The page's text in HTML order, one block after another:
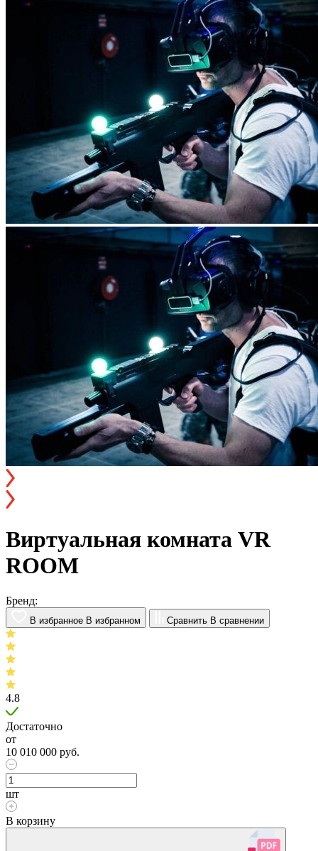
Виртуальная комната VR
ROOM
Бренд:
В избранное В избранном Сравнить В сравнении
4.8
Достаточно
от
10 010 000 руб.
шт
В корзину